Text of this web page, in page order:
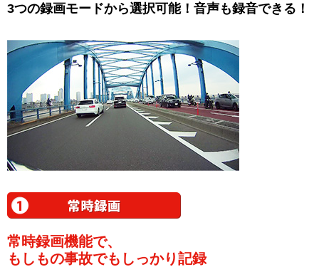
3つの録画モードから選択可能！音声も録音できる！
常時録画機能で、
もしもの事故でもしっかり記録